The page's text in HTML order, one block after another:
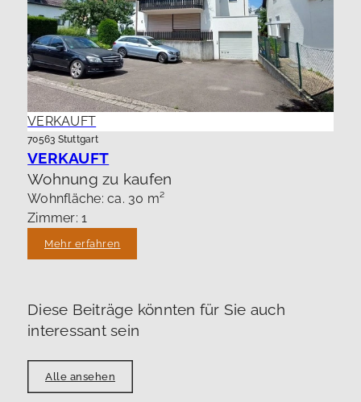
VERKAUFT
70563 Stuttgart
VERKAUFT
Wohnung zu kaufen
Wohnfläche: ca. 30 m²
Zimmer: 1
Mehr erfahren
Diese Beiträge könnten für Sie auch
interessant sein
Alle ansehen